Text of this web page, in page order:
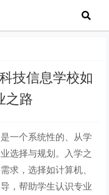
技信息学校如
之路
一个系统性的、从学
选择与规划。入学之
求，选择如计算机、
，帮助学生认识专业